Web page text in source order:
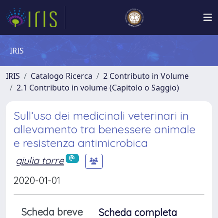
IRIS
IRIS Catalogo Ricerca
2 Contributo in Volume
2.1 Contributo in volume (Capitolo o Saggio)
Sull’uso dei medicinali veterinari in
allevamento tra benessere animale
e resistenza antimicrobica
giulia torre
2020-01-01
Scheda breve Scheda completa